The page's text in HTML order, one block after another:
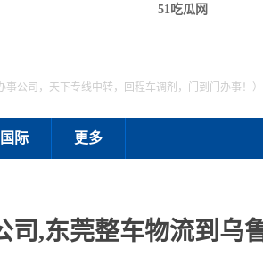
51吃瓜网
事公司，天下专线中转，回程车调剂，门到门办事！）
国际 更多
司,东莞整车物流到乌